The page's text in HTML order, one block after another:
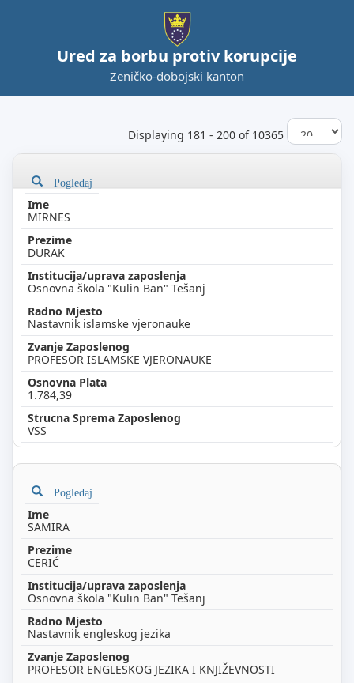
Ured za borbu protiv korupcije
Zeničko-dobojski kanton
Displaying 181 - 200 of 10365
Pogledaj
MIRNES
DURAK
Osnovna škola "Kulin Ban" Tešanj
Nastavnik islamske vjeronauke
PROFESOR ISLAMSKE VJERONAUKE
1.784,39
VSS
Pogledaj
SAMIRA
CERIĆ
Osnovna škola "Kulin Ban" Tešanj
Nastavnik engleskog jezika
PROFESOR ENGLESKOG JEZIKA I KNJIŽEVNOSTI